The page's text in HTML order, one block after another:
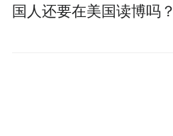
国人还要在美国读博吗？